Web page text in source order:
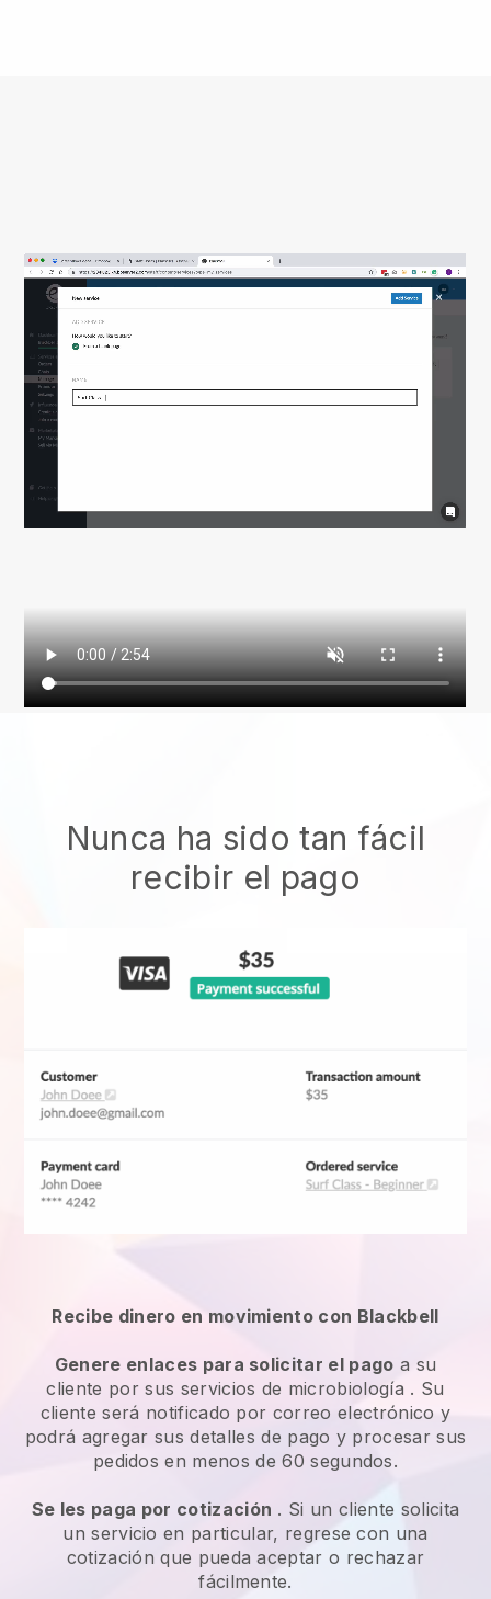
Nunca ha sido tan fácil
recibir el pago
Recibe dinero en movimiento con Blackbell
Genere enlaces para solicitar el pago a su
cliente por sus servicios de microbiología . Su
cliente será notificado por correo electrónico y
podrá agregar sus detalles de pago y procesar sus
pedidos en menos de 60 segundos.
Se les paga por cotización . Si un cliente solicita
un servicio en particular, regrese con una
cotización que pueda aceptar o rechazar
fácilmente.